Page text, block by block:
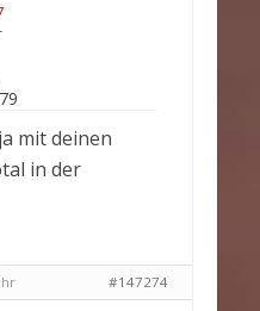
mit deinen
in der
#147274